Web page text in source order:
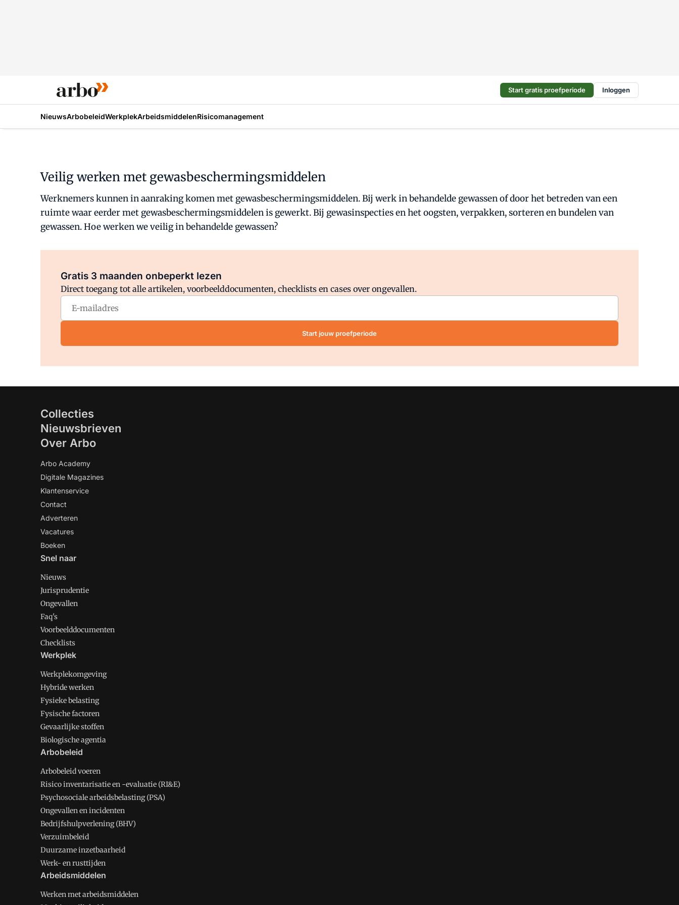
Start gratis proefperiode Inloggen
NieuwsArbobeleidWerkplekArbeidsmiddelenRisicomanagement
Veilig werken met gewasbeschermingsmiddelen
Werknemers kunnen in aanraking komen met gewasbeschermingsmiddelen. Bij werk in behandelde gewassen of door het betreden van een
ruimte waar eerder met gewasbeschermingsmiddelen is gewerkt. Bij gewasinspecties en het oogsten, verpakken, sorteren en bundelen van
gewassen. Hoe werken we veilig in behandelde gewassen?
Gratis 3 maanden onbeperkt lezen
Direct toegang tot alle artikelen, voorbeelddocumenten, checklists en cases over ongevallen.
Start jouw proefperiode
Collecties
Nieuwsbrieven
Over Arbo
Arbo Academy
Digitale Magazines
Klantenservice
Contact
Adverteren
Vacatures
Boeken
Snel naar
Nieuws
Jurisprudentie
Ongevallen
Faq's
Voorbeelddocumenten
Checklists
Werkplek
Werkplekomgeving
Hybride werken
Fysieke belasting
Fysische factoren
Gevaarlijke stoffen
Biologische agentia
Arbobeleid
Arbobeleid voeren
Risico inventarisatie en -evaluatie (RI&E)
Psychosociale arbeidsbelasting (PSA)
Ongevallen en incidenten
Bedrijfshulpverlening (BHV)
Verzuimbeleid
Duurzame inzetbaarheid
Werk- en rusttijden
Arbeidsmiddelen
Werken met arbeidsmiddelen